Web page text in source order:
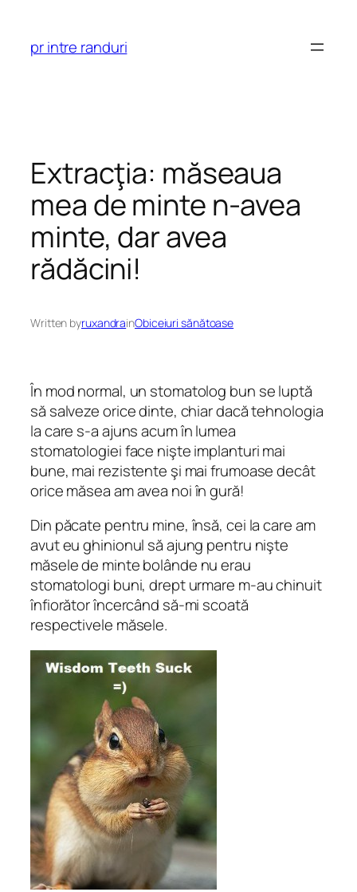
content
pr intre randuri
Extracţia: măseaua
mea de minte n-avea
minte, dar avea
rădăcini!
Written byruxandrainObiceiuri sănătoase
În mod normal, un stomatolog bun se luptă
să salveze orice dinte, chiar dacă tehnologia
la care s-a ajuns acum în lumea
stomatologiei face nişte implanturi mai
bune, mai rezistente şi mai frumoase decât
orice măsea am avea noi în gură!
Din păcate pentru mine, însă, cei la care am
avut eu ghinionul să ajung pentru nişte
măsele de minte bolânde nu erau
stomatologi buni, drept urmare m-au chinuit
înfiorător încercând să-mi scoată
respectivele măsele.